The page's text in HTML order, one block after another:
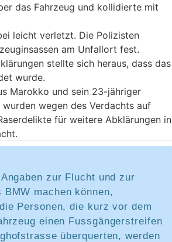
das Fahrzeug und kollidierte mit
leicht verletzt. Die Polizisten
am Unfallort fest.
stellte sich heraus, dass das
wurde.
Marokko und sein 23-jähriger
wegen des Verdachts auf
für weitere Abklärungen in
zur Flucht und zur
BMW machen können,
Personen, die kurz vor dem
einen Fussgängerstreifen
überquerten, werden